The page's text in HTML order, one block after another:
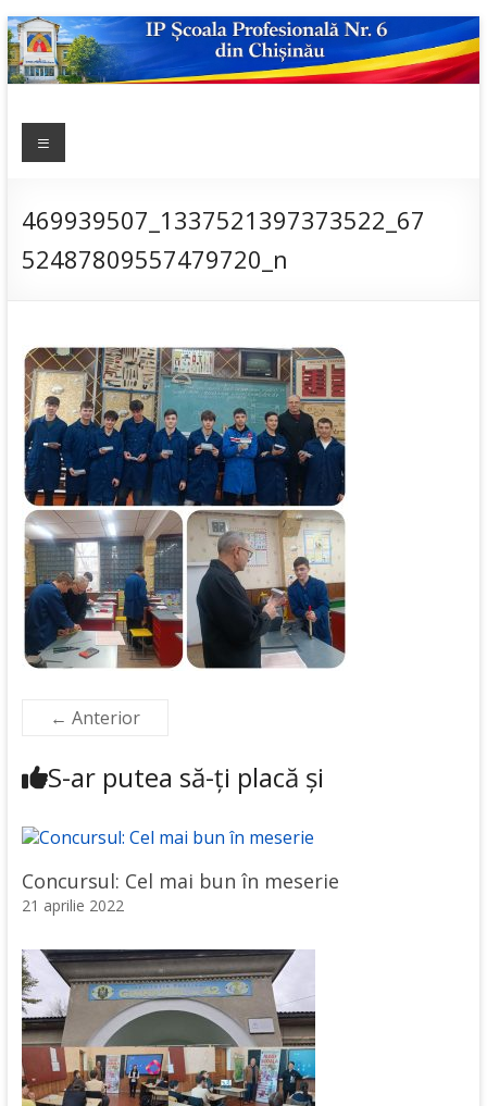
Skip
to
content
NR.6
scoala
nr.6; școală
admitere;
Meniu
469939507_1337521397373522_67
52487809557479720_n
← Anterior
S-ar putea să-ți placă și
Concursul: Cel mai bun în meserie
21 aprilie 2022